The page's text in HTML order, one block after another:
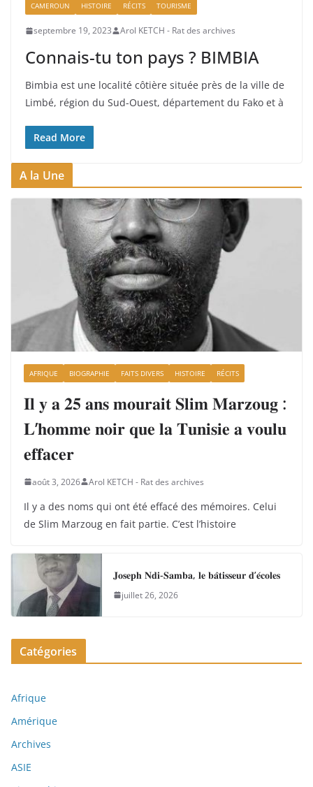
CAMEROUN HISTOIRE RÉCITS TOURISME
septembre 19, 2023 Arol KETCH - Rat des archives
Connais-tu ton pays ? BIMBIA
Bimbia est une localité côtière située près de la ville de
Limbé, région du Sud-Ouest, département du Fako et à
Read More
A la Une
AFRIQUE BIOGRAPHIE FAITS DIVERS HISTOIRE RÉCITS
𝐈𝐥 𝐲 𝐚 𝟐𝟓 𝐚𝐧𝐬 𝐦𝐨𝐮𝐫𝐚𝐢𝐭 𝐒𝐥𝐢𝐦 𝐌𝐚𝐫𝐳𝐨𝐮𝐠 :
𝐋’𝐡𝐨𝐦𝐦𝐞 𝐧𝐨𝐢𝐫 𝐪𝐮𝐞 𝐥𝐚 𝐓𝐮𝐧𝐢𝐬𝐢𝐞 𝐚 𝐯𝐨𝐮𝐥𝐮
𝐞𝐟𝐟𝐚𝐜𝐞𝐫
août 3, 2026 Arol KETCH - Rat des archives
Il y a des noms qui ont été effacé des mémoires. Celui
de Slim Marzoug en fait partie. C’est l’histoire
𝐉𝐨𝐬𝐞𝐩𝐡 𝐍𝐝𝐢-𝐒𝐚𝐦𝐛𝐚, 𝐥𝐞 𝐛𝐚̂𝐭𝐢𝐬𝐬𝐞𝐮𝐫 𝐝’𝐞́𝐜𝐨𝐥𝐞𝐬
juillet 26, 2026
Catégories
Afrique
Amérique
Archives
ASIE